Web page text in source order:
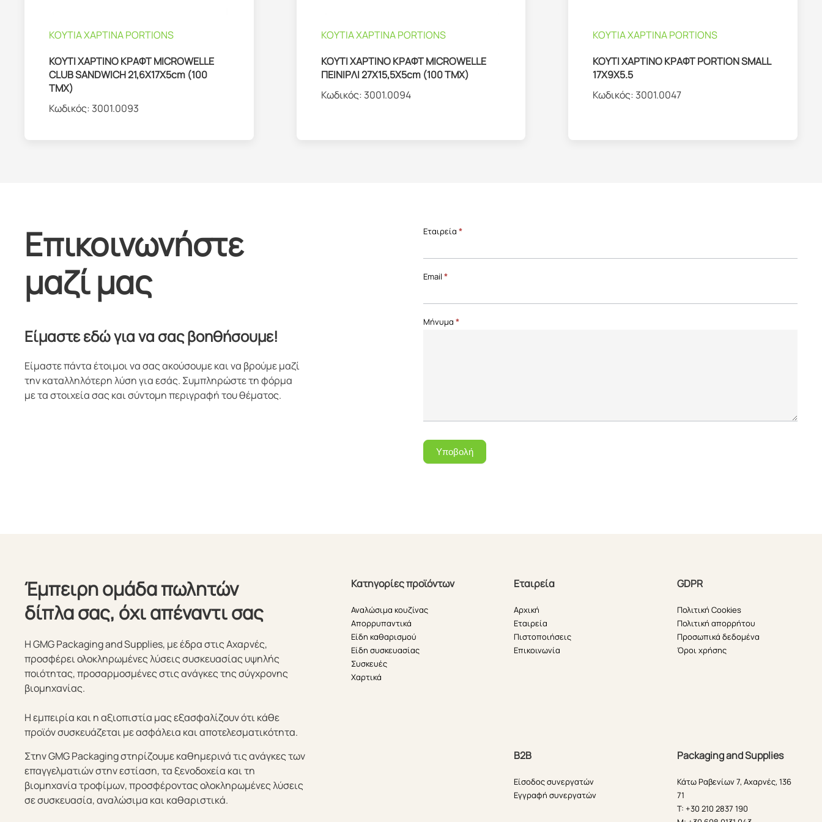
ΚΟΥΤΙΑ ΧΑΡΤΙΝΑ PORTIONS
ΚΟΥΤΙ ΧΑΡΤΙΝΟ ΚΡΑΦT MICROWELLE
CLUB SANDWICH 21,6Χ17Χ5cm (100
ΤΜΧ)
Κωδικός: 3001.0093
ΚΟΥΤΙΑ ΧΑΡΤΙΝΑ PORTIONS
ΚΟΥΤΙ ΧΑΡΤΙΝΟ ΚΡΑΦT MICROWELLE
ΠΕΙΝΙΡΛΙ 27Χ15,5Χ5cm (100 ΤΜΧ)
Κωδικός: 3001.0094
ΚΟΥΤΙΑ ΧΑΡΤΙΝΑ PORTIONS
ΚΟΥΤΙ ΧΑΡΤΙΝΟ ΚΡΑΦΤ PORTION SMALL
17X9X5.5
Κωδικός: 3001.0047
Επικοινωνήστε
μαζί μας
Είμαστε εδώ για να σας βοηθήσουμε!
Είμαστε πάντα έτοιμοι να σας ακούσουμε και να βρούμε μαζί
την καταλληλότερη λύση για εσάς. Συμπληρώστε τη φόρμα
με τα στοιχεία σας και σύντομη περιγραφή του θέματος.
Επικοινωνία
Page
Εταιρεία *
Email *
Μήνυμα *
Υποβολή
Έμπειρη ομάδα πωλητών
δίπλα σας, όχι απέναντι σας
Η GMG Packaging and Supplies, με έδρα στις Αχαρνές,
προσφέρει ολοκληρωμένες λύσεις συσκευασίας υψηλής
ποιότητας, προσαρμοσμένες στις ανάγκες της σύγχρονης
βιομηχανίας.
Η εμπειρία και η αξιοπιστία μας εξασφαλίζουν ότι κάθε
προϊόν συσκευάζεται με ασφάλεια και αποτελεσματικότητα.
Κατηγορίες προϊόντων
Αναλώσιμα κουζίνας
Απορρυπαντικά
Είδη καθαρισμού
Είδη συσκευασίας
Συσκευές
Χαρτικά
Εταιρεία
Αρχική
Εταιρεία
Πιστοποιήσεις
Επικοινωνία
GDPR
Πολιτική Cookies
Πολιτική απορρήτου
Προσωπικά δεδομένα
Όροι χρήσης
Στην GMG Packaging στηρίζουμε καθημερινά τις ανάγκες των
επαγγελματιών στην εστίαση, τα ξενοδοχεία και τη
βιομηχανία τροφίμων, προσφέροντας ολοκληρωμένες λύσεις
σε συσκευασία, αναλώσιμα και καθαριστικά.
B2B
Είσοδος συνεργατών
Εγγραφή συνεργατών
Packaging and Supplies
Κάτω Ραβενίων 7, Αχαρνές, 136
71
T: +30 210 2837 190